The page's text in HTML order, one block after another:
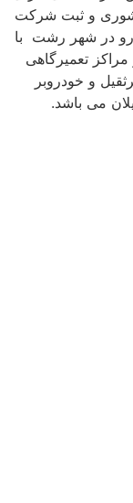
و ثبت شرکت
در شهر رشت با
تعمیرگاهی
و خودروبر
می باشد.